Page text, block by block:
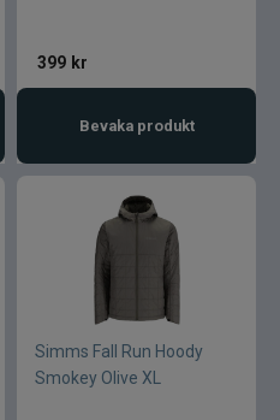
399 kr
Bevaka produkt
Simms Fall Run Hoody
Smokey Olive XL